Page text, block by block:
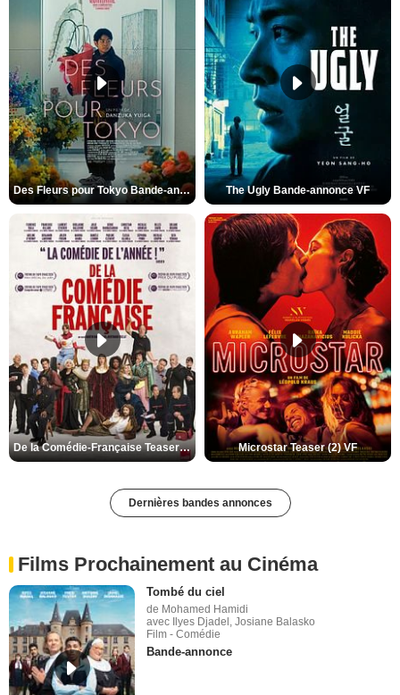
Des Fleurs pour Tokyo Bande-annonce VO STFR The Ugly Bande-annonce VF
De la Comédie-Française Teaser (3) VF Microstar Teaser (2) VF
Dernières bandes annonces
Films Prochainement au Cinéma
Tombé du ciel
de Mohamed Hamidi
avec Ilyes Djadel, Josiane Balasko
Film - Comédie
Bande-annonce